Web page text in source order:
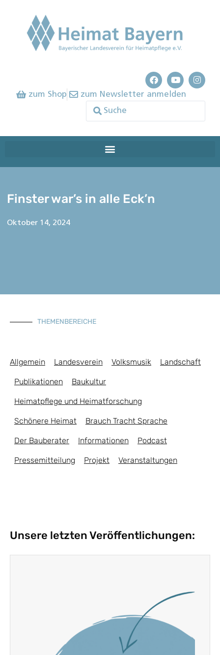
zum Shop zum Newsletter anmelden
Finster war’s in alle Eck’n
Oktober 14, 2024
THEMENBEREICHE
Allgemein Landesverein Volksmusik Landschaft
Publikationen Baukultur
Heimatpflege und Heimatforschung
Schönere Heimat Brauch Tracht Sprache
Der Bauberater Informationen Podcast
Pressemitteilung Projekt Veranstaltungen
Unsere letzten Veröffentlichungen: